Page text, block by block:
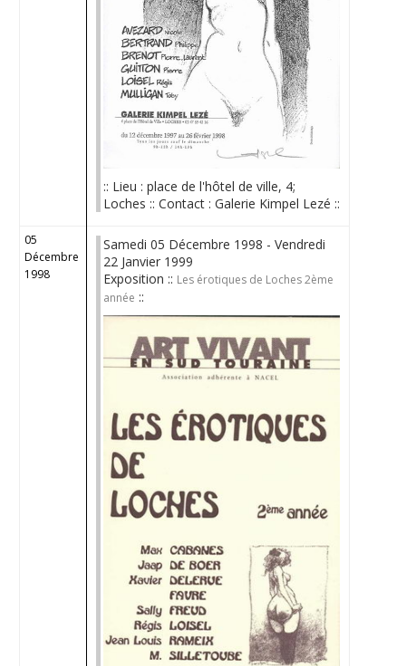
:: Lieu : place de l'hôtel de ville, 4;
Loches :: Contact : Galerie Kimpel Lezé ::
05
Décembre
1998
Samedi 05 Décembre 1998 - Vendredi
22 Janvier 1999
Exposition :: Les érotiques de Loches 2ème
année ::